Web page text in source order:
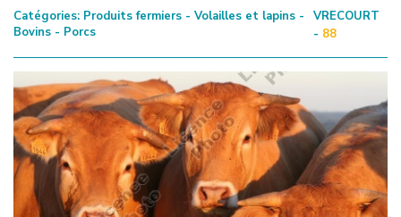
Catégories: Produits fermiers - Volailles et lapins -
Bovins - Porcs
VRECOURT
- 88